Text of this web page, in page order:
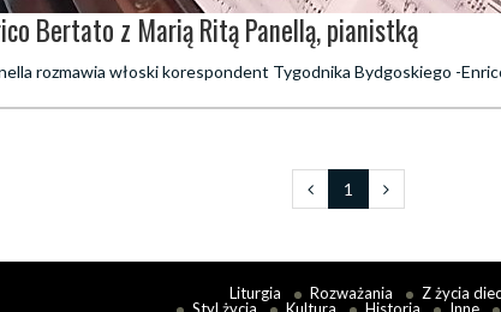
Bertato z Marią Ritą Panellą, pianistką
rozmawia włoski korespondent Tygodnika Bydgoskiego -
1
Liturgia Rozważania Z życia